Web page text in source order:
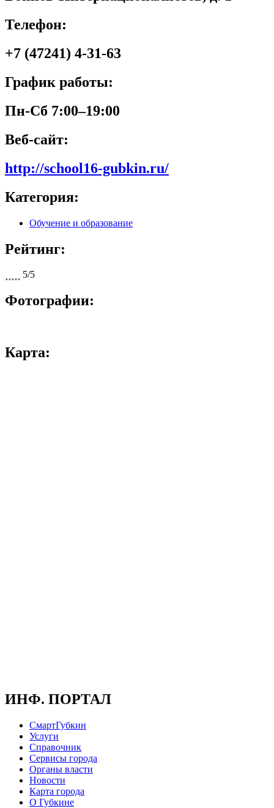
Телефон:
+7 (47241) 4-31-63
График работы:
Пн-Сб 7:00–19:00
Веб-сайт:
http://school16-gubkin.ru/
Категория:
Обучение и образование
Рейтинг:
5/5
Фотографии:
Карта:
ИНФ. ПОРТАЛ
СмартГубкин
Услуги
Справочник
Сервисы города
Органы власти
Новости
Карта города
О Губкине